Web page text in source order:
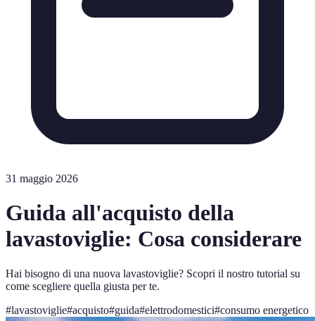
31 maggio 2026
Guida all'acquisto della
lavastoviglie: Cosa considerare
Hai bisogno di una nuova lavastoviglie? Scopri il nostro tutorial su
come scegliere quella giusta per te.
#lavastoviglie#acquisto#guida#elettrodomestici#consumo energetico